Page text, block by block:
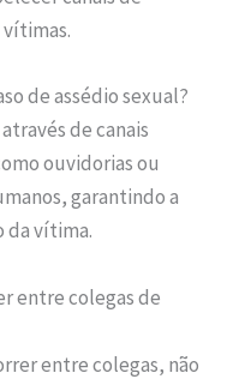
de assédio sexual?
de canais
ouvidorias ou
garantindo a
da vítima.
entre colegas de
entre colegas, não